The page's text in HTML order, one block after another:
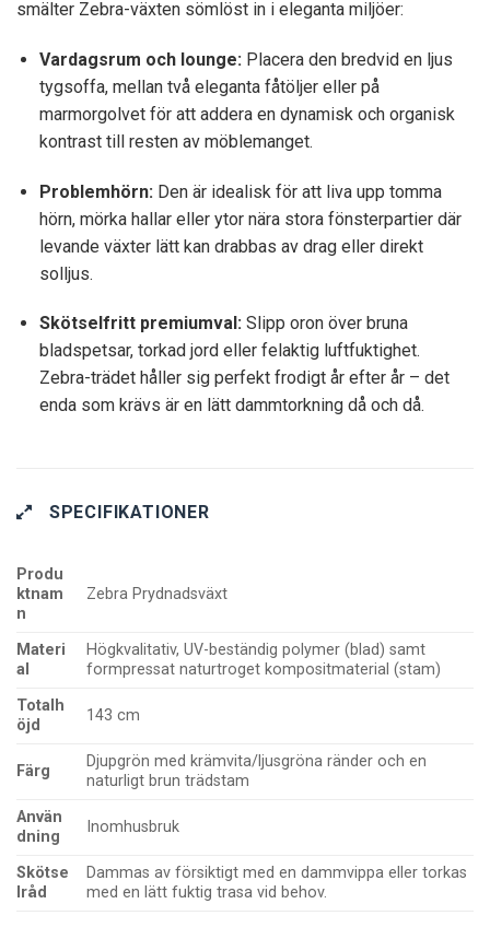
smälter Zebra-växten sömlöst in i eleganta miljöer:
Vardagsrum och lounge: Placera den bredvid en ljus
tygsoffa, mellan två eleganta fåtöljer eller på
marmorgolvet för att addera en dynamisk och organisk
kontrast till resten av möblemanget.
Problemhörn: Den är idealisk för att liva upp tomma
hörn, mörka hallar eller ytor nära stora fönsterpartier där
levande växter lätt kan drabbas av drag eller direkt
solljus.
Skötselfritt premiumval:Slipp oron över bruna
bladspetsar, torkad jord eller felaktig luftfuktighet.
Zebra-trädet håller sig perfekt frodigt år efter år – det
enda som krävs är en lätt dammtorkning då och då.
SPECIFIKATIONER
Produ
ktnam
n
Zebra Prydnadsväxt
Materi
al
Högkvalitativ, UV-beständig polymer (blad) samt
formpressat naturtroget kompositmaterial (stam)
Totalh
öjd
143 cm
Färg
Djupgrön med krämvita/ljusgröna ränder och en
naturligt brun trädstam
Använ
dning
Inomhusbruk
Skötse
lråd
Dammas av försiktigt med en dammvippa eller torkas
med en lätt fuktig trasa vid behov.